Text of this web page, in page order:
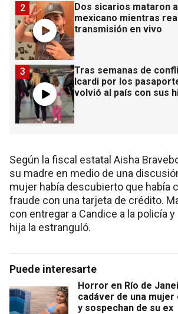
Dos sicarios mataron
mexicano mientras
transmisión en vivo
2
Tras semanas de
Icardi por los
volvió al país con sus
3
Según la fiscal estatal Aisha
su madre en medio de una
mujer había descubierto que había
fraude con una tarjeta de crédito.
con entregar a Candice a la policía
hija la estranguló.
Puede interesarte
Horror en Río de
cadáver de una
y sospechan de su ex